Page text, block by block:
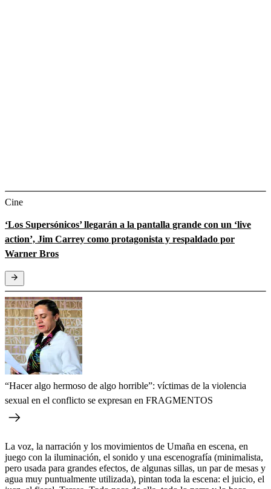
Cine
‘Los Supersónicos’ llegarán a la pantalla grande con un ‘live
action’, Jim Carrey como protagonista y respaldado por
Warner Bros
“Hacer algo hermoso de algo horrible”: víctimas de la violencia
sexual en el conflicto se expresan en FRAGMENTOS
La voz, la narración y los movimientos de Umaña en escena, en
juego con la iluminación, el sonido y una escenografía (minimalista,
pero usada para grandes efectos, de algunas sillas, un par de mesas y
agua muy puntualmente utilizada), pintan toda la escena: el juicio, el